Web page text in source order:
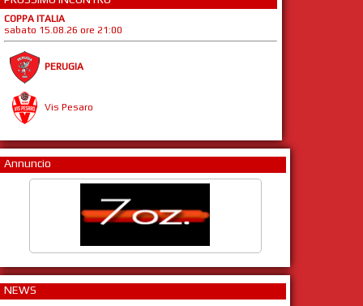
COPPA ITALIA
sabato 15.08.26 ore 21:00
PERUGIA
Vis Pesaro
Annuncio
NEWS